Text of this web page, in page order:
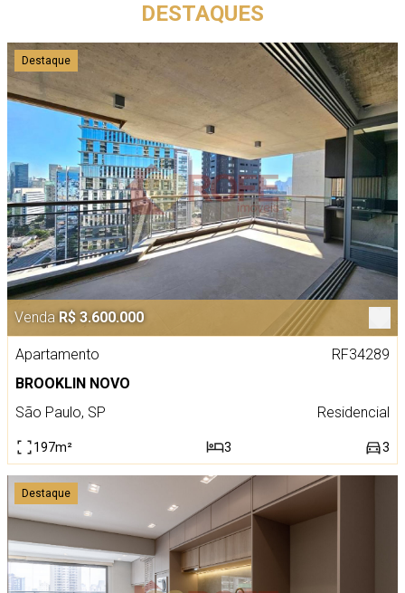
DESTAQUES
Destaque
Venda R$ 3.600.000
Apartamento
RF34289
BROOKLIN NOVO
São Paulo, SP
Residencial
197m² 3 3
Destaque